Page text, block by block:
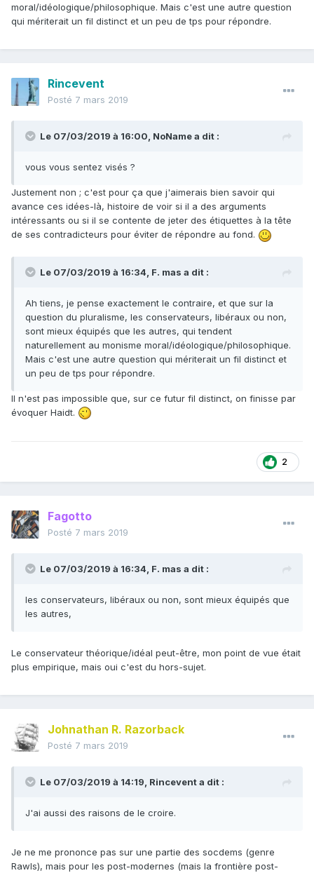
moral/idéologique/philosophique. Mais c'est une autre question
qui mériterait un fil distinct et un peu de tps pour répondre.
Rincevent
Posté 7 mars 2019
Le 07/03/2019 à 16:00, NoNamea dit :
vous vous sentez visés ?
Justement non ; c'est pour ça que j'aimerais bien savoir qui
avance ces idées-là, histoire de voir si il a des arguments
intéressants ou si il se contente de jeter des étiquettes à la tête
de ses contradicteurs pour éviter de répondre au fond.
Le 07/03/2019 à 16:34, F. mas a dit :
Ah tiens, je pense exactement le contraire, et que sur la
question du pluralisme, les conservateurs, libéraux ou non,
sont mieux équipés que les autres, qui tendent
naturellement au monisme moral/idéologique/philosophique.
Mais c'est une autre question qui mériterait un fil distinct et
un peu de tps pour répondre.
Il n'est pas impossible que, sur ce futur fil distinct, on finisse par
évoquer Haidt.
2
Fagotto
Posté 7 mars 2019
Le 07/03/2019 à 16:34, F. mas a dit :
les conservateurs, libéraux ou non, sont mieux équipés que
les autres,
Le conservateur théorique/idéal peut-être, mon point de vue était
plus empirique, mais oui c'est du hors-sujet.
Johnathan R. Razorback
Posté 7 mars 2019
Le 07/03/2019 à 14:19, Rinceventa dit :
J'ai aussi des raisons de le croire.
Je ne me prononce pas sur une partie des socdems (genre
Rawls), mais pour les post-modernes (mais la frontière post-